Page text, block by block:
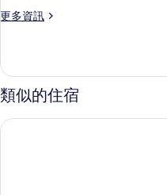
人
的
所
有
相
更多資訊
更
四
人
房
詳
類似的住宿
翠安儂風旅